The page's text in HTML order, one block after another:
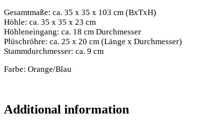
Gesamtmaße: ca. 35 x 35 x 103 cm (BxTxH)
Höhle: ca. 35 x 35 x 23 cm
Höhleneingang: ca. 18 cm Durchmesser
Plüschröhre: ca. 25 x 20 cm (Länge x Durchmesser)
Stammdurchmesser: ca. 9 cm
Farbe: Orange/Blau
Additional information